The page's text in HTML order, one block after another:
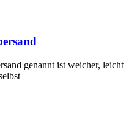
genannt ist weicher, leicht